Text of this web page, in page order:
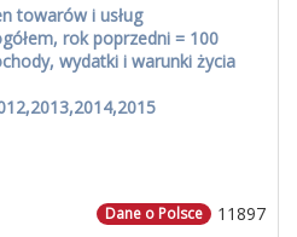
towarów i usług
rok poprzedni = 100
wydatki i warunki życia
11897
Dane o Polsce